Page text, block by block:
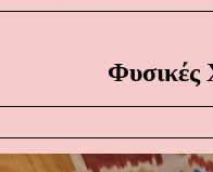
Φυσικές